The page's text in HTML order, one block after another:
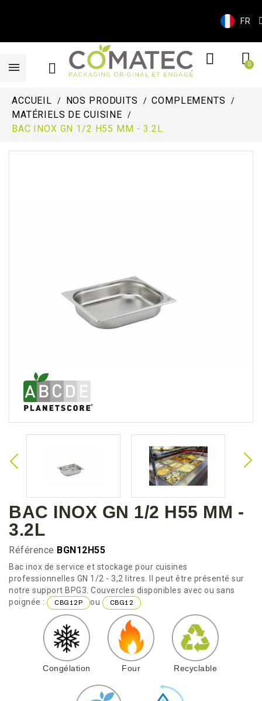
FR
ACCUEIL NOS PRODUITS
COMPLEMENTS
MATÉRIELS DE CUISINE
BAC INOX GN 1/2 H55 MM - 3.2L
BAC INOX GN 1/2 H55 MM -
3.2L
Référence BGN12H55
Bac inox de service et stockage pour cuisines
professionnelles GN 1/2 - 3,2 litres. Il peut être présenté sur
notre support BPG3. Couvercles disponibles avec ou sans
poignée :
CBG12P ou CBG12
Congélation Four Recyclable